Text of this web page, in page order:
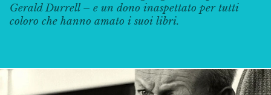
Gerald Durrell – e un dono inaspettato per tutti
coloro che hanno amato i suoi libri.